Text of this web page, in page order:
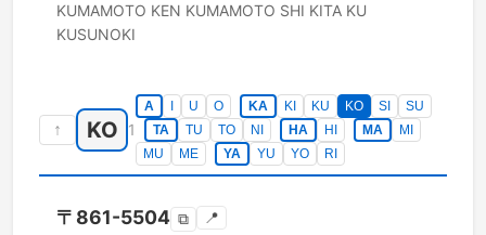
KUMAMOTO KEN KUMAMOTO SHI KITA KU
KUSUNOKI
↑ KO 1
A U O KA KI KU KO SI
SU
TA
TU TO NI HA HI MA
MI
MU
ME YA YU YO RI
〒 861-5504 ⧉ 📍